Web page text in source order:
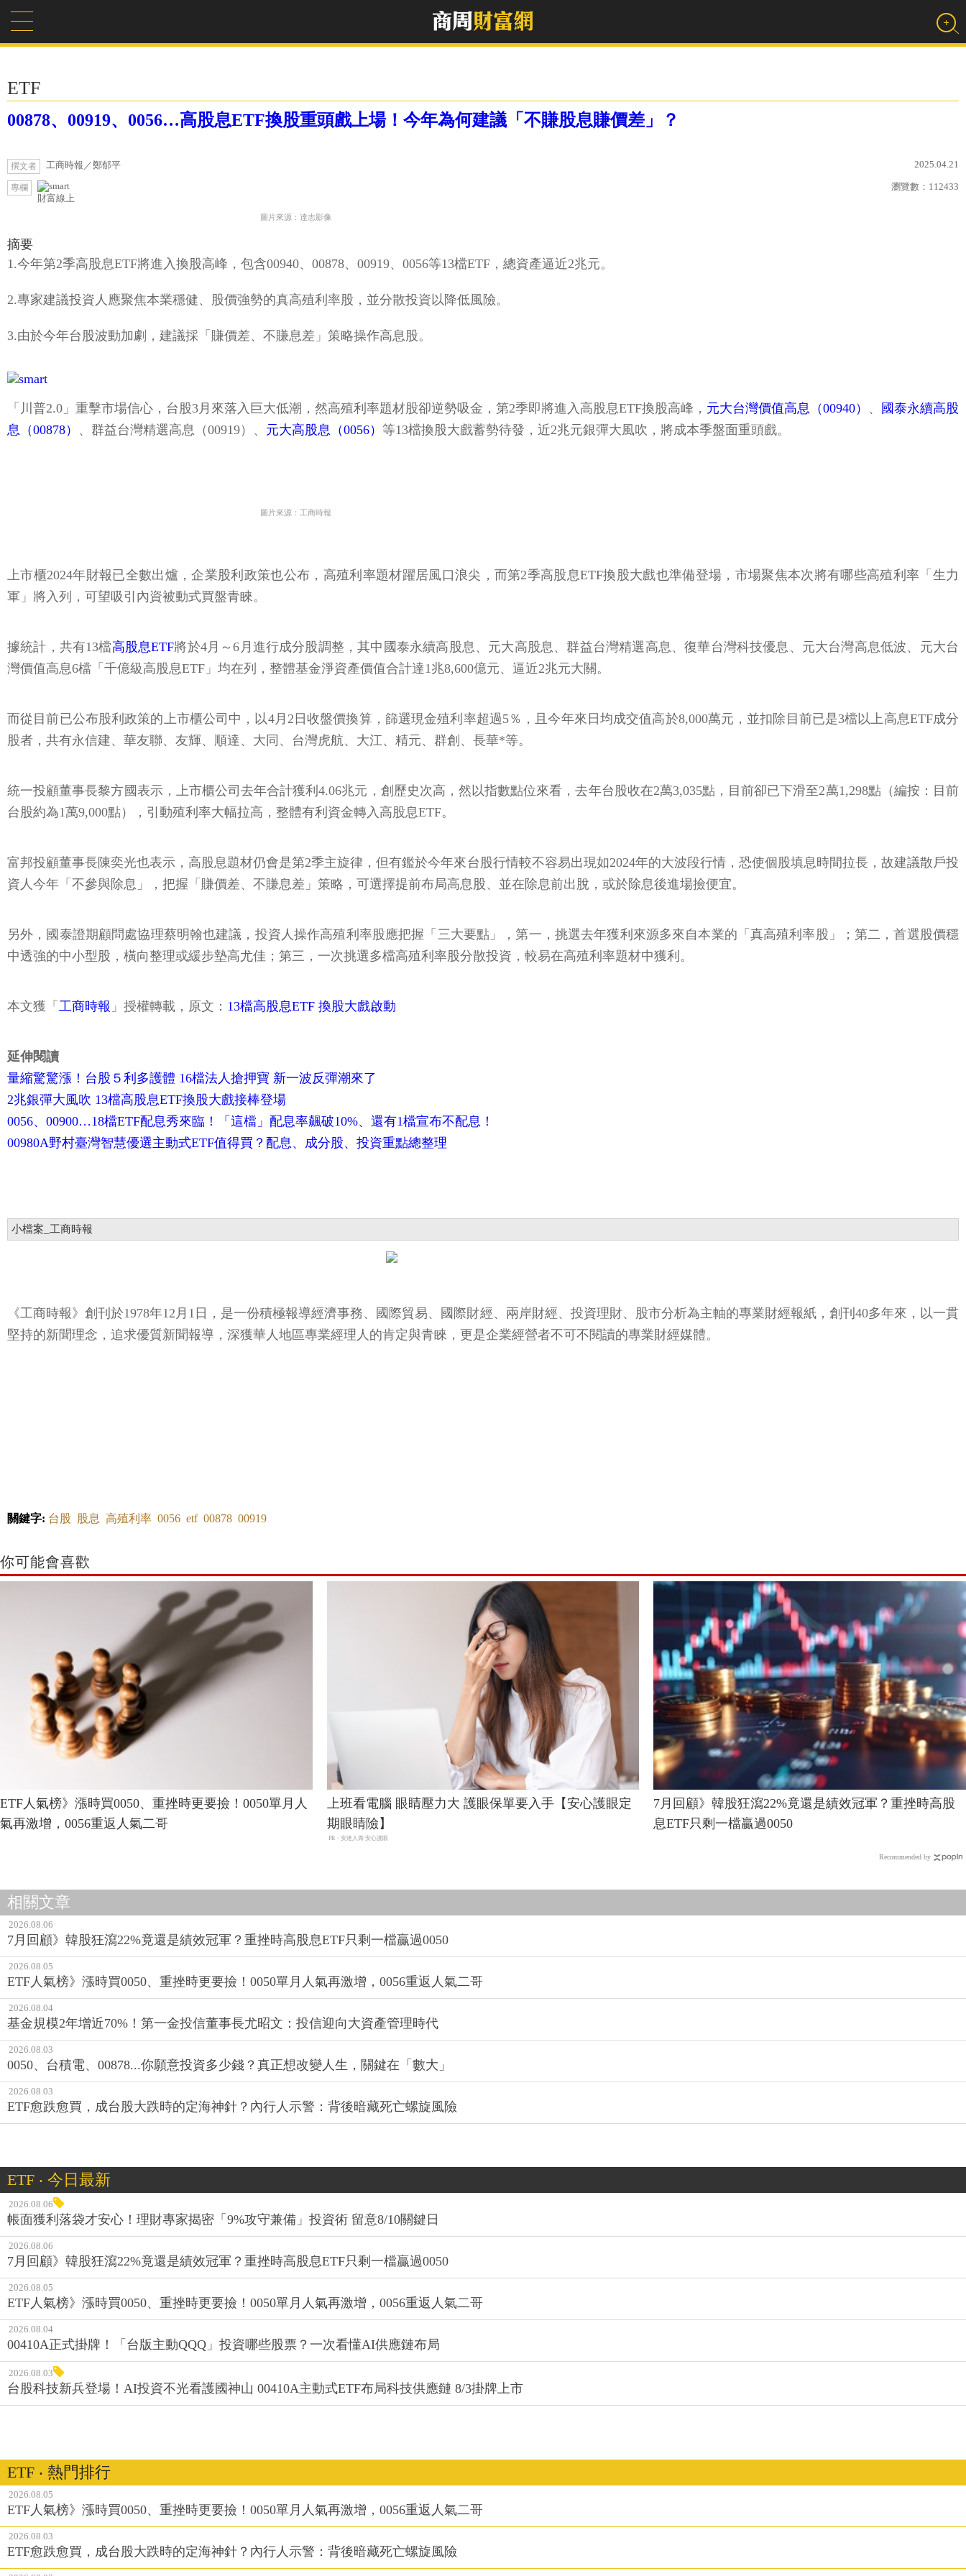
ETF
00878、00919、0056…高股息ETF換股重頭戲上場！今年為何建議「不賺股息賺價差」？
撰文者 工商時報／鄭郁平 2025.04.21
專欄
財富線上
瀏覽數： 112433
圖片來源：達志影像
摘要
1.今年第2季高股息ETF將進入換股高峰，包含00940、00878、00919、0056等13檔ETF，總資產逼近2兆元。
2.專家建議投資人應聚焦本業穩健、股價強勢的真高殖利率股，並分散投資以降低風險。
3.由於今年台股波動加劇，建議採「賺價差、不賺息差」策略操作高息股。
「川普2.0」重擊市場信心，台股3月來落入巨大低潮，然高殖利率題材股卻逆勢吸金，第2季即將進入高股息ETF換股高峰， 元大台灣價值高息（00940） 、
國泰永續高股
息（00878） 、群益台灣精選高息（00919）、 元大高股息（0056） 等13檔換股大戲蓄勢待發，近2兆元銀彈大風吹，將成本季盤面重頭戲。
圖片來源：工商時報
上市櫃2024年財報已全數出爐，企業股利政策也公布，高殖利率題材躍居風口浪尖，而第2季高股息ETF換股大戲也準備登場，市場聚焦本次將有哪些高殖利率「生力
軍」將入列，可望吸引內資被動式買盤青睞。
據統計，共有13檔高股息ETF將於4月～6月進行成分股調整，其中國泰永續高股息、元大高股息、群益台灣精選高息、復華台灣科技優息、元大台灣高息低波、元大台
灣價值高息6檔「千億級高股息ETF」均在列，整體基金淨資產價值合計達1兆8,600億元、逼近2兆元大關。
而從目前已公布股利政策的上市櫃公司中，以4月2日收盤價換算，篩選現金殖利率超過5％，且今年來日均成交值高於8,000萬元，並扣除目前已是3檔以上高息ETF成分
股者，共有永信建、華友聯、友輝、順達、大同、台灣虎航、大江、精元、群創、長華*等。
統一投顧董事長黎方國表示，上市櫃公司去年合計獲利4.06兆元，創歷史次高，然以指數點位來看，去年台股收在2萬3,035點，目前卻已下滑至2萬1,298點（編按：目前
台股約為1萬9,000點），引動殖利率大幅拉高，整體有利資金轉入高股息ETF。
富邦投顧董事長陳奕光也表示，高股息題材仍會是第2季主旋律，但有鑑於今年來台股行情較不容易出現如2024年的大波段行情，恐使個股填息時間拉長，故建議散戶投
資人今年「不參與除息」，把握「賺價差、不賺息差」策略，可選擇提前布局高息股、並在除息前出脫，或於除息後進場撿便宜。
另外，國泰證期顧問處協理蔡明翰也建議，投資人操作高殖利率股應把握「三大要點」，第一，挑選去年獲利來源多來自本業的「真高殖利率股」；第二，首選股價穩
中透強的中小型股，橫向整理或緩步墊高尤佳；第三，一次挑選多檔高殖利率股分散投資，較易在高殖利率題材中獲利。
本文獲「 工商時報 」授權轉載，原文： 13檔高股息ETF 換股大戲啟動
延伸閱讀
量縮驚驚漲！台股５利多護體 16檔法人搶押寶 新一波反彈潮來了
2兆銀彈大風吹 13檔高股息ETF換股大戲接棒登場
0056、00900…18檔ETF配息秀來臨！「這檔」配息率飆破10%、還有1檔宣布不配息！
00980A野村臺灣智慧優選主動式ETF值得買？配息、成分股、投資重點總整理
小檔案_工商時報
《工商時報》創刊於1978年12月1日，是一份積極報導經濟事務、國際貿易、國際財經、兩岸財經、投資理財、股市分析為主軸的專業財經報紙，創刊40多年來，以一貫
堅持的新聞理念，追求優質新聞報導，深獲華人地區專業經理人的肯定與青睞，更是企業經營者不可不閱讀的專業財經媒體。
關鍵字: 台股 股息 高殖利率 0056 etf 00878 00919
你可能會喜歡
ETF人氣榜》漲時買0050、重挫時更要撿！0050單月人
氣再激增，0056重返人氣二哥
上班看電腦 眼睛壓力大 護眼保單要入手【安心護眼定
期眼睛險】
PR・安達人壽 安心護眼
7月回顧》韓股狂瀉22%竟還是績效冠軍？重挫時高股
息ETF只剩一檔贏過0050
Recommended by
相關文章
2026.08.06
7月回顧》韓股狂瀉22%竟還是績效冠軍？重挫時高股息ETF只剩一檔贏過0050
2026.08.05
ETF人氣榜》漲時買0050、重挫時更要撿！0050單月人氣再激增，0056重返人氣二哥
2026.08.04
基金規模2年增近70%！第一金投信董事長尤昭文：投信迎向大資產管理時代
2026.08.03
0050、台積電、00878...你願意投資多少錢？真正想改變人生，關鍵在「數大」
2026.08.03
ETF愈跌愈買，成台股大跌時的定海神針？內行人示警：背後暗藏死亡螺旋風險
ETF ‧ 今日最新
2026.08.06
帳面獲利落袋才安心！理財專家揭密「9%攻守兼備」投資術 留意8/10關鍵日
2026.08.06
7月回顧》韓股狂瀉22%竟還是績效冠軍？重挫時高股息ETF只剩一檔贏過0050
2026.08.05
ETF人氣榜》漲時買0050、重挫時更要撿！0050單月人氣再激增，0056重返人氣二哥
2026.08.04
00410A正式掛牌！「台版主動QQQ」投資哪些股票？一次看懂AI供應鏈布局
2026.08.03
台股科技新兵登場！AI投資不光看護國神山 00410A主動式ETF布局科技供應鏈 8/3掛牌上市
ETF ‧ 熱門排行
2026.08.05
ETF人氣榜》漲時買0050、重挫時更要撿！0050單月人氣再激增，0056重返人氣二哥
2026.08.03
ETF愈跌愈買，成台股大跌時的定海神針？內行人示警：背後暗藏死亡螺旋風險